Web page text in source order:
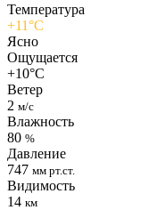
Температура
+11°C
Ясно
Ощущается
+10°C
Ветер
2 м/с
Влажность
80 %
Давление
747 мм рт.ст.
Видимость
14 км